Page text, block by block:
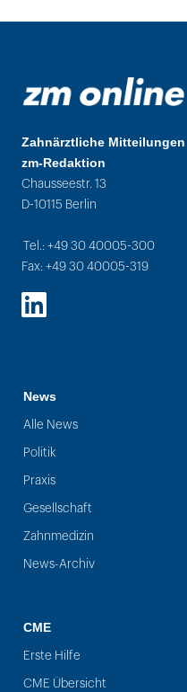
Zahnärztliche Mitteilungen
zm-Redaktion
Chausseestr. 13
D-10115 Berlin
Tel.: +49 30 40005-300
Fax: +49 30 40005-319
LinkedIn
News
Alle News
Politik
Praxis
Gesellschaft
Zahnmedizin
News-Archiv
CME
Erste Hilfe
CME Übersicht